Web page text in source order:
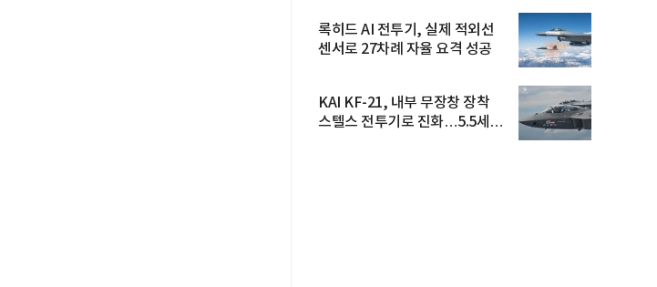
록히드 AI 전투기, 실제 적외선
센서로 27차례 자율 요격 성공
KAI KF-21, 내부 무장창 장착
스텔스 전투기로 진화…5.5세대